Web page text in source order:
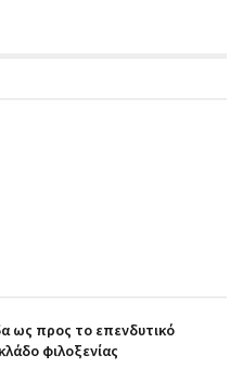
ως προς το επενδυτικό
φιλοξενίας